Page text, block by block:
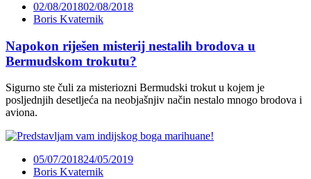
02/08/201802/08/2018
Boris Kvaternik
Napokon riješen misterij nestalih brodova u
Bermudskom trokutu?
Sigurno ste čuli za misteriozni Bermudski trokut u kojem je
posljednjih desetljeća na neobjašnjiv način nestalo mnogo brodova i
aviona.
05/07/201824/05/2019
Boris Kvaternik